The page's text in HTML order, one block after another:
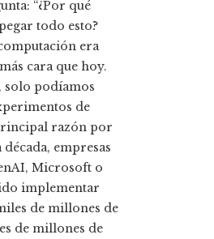
“¿Por qué
todo esto?
era
cara que hoy.
solo podíamos
de
razón por
empresas
Microsoft o
implementar
de millones de
de millones de